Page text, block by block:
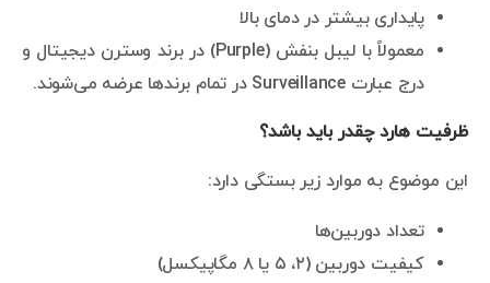
پایداری بیشتر در دمای بالا
معمولاً با لیبل بنفش (Purple) در برند وسترن دیجیتال و
درج عبارت Surveillance در تمام برندها عرضه می‌شوند.
ظرفیت هارد چقدر باید باشد؟
این موضوع به موارد زیر بستگی دارد:
تعداد دوربین‌ها
کیفیت دوربین (۲، ۵ یا ۸ مگاپیکسل)